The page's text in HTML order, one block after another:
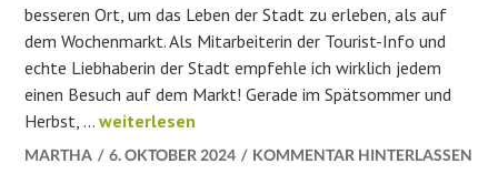
besseren Ort, um das Leben der Stadt zu erleben, als auf
dem Wochenmarkt. Als Mitarbeiterin der Tourist-Info und
echte Liebhaberin der Stadt empfehle ich wirklich jedem
einen Besuch auf dem Markt! Gerade im Spätsommer und
Herbst, …Wochenmarkt-Liebe in Wolfenbüttel
weiterlesen
MARTHA 6. OKTOBER 2024 KOMMENTAR HINTERLASSEN